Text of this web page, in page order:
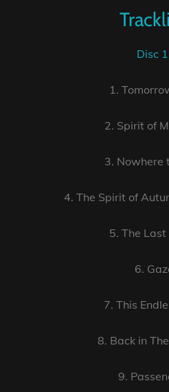
Disc
1.
2. Spirit of
3. Nowhere
4. The Spirit of
5. The Last
6.
7. This
8. Back in
9.